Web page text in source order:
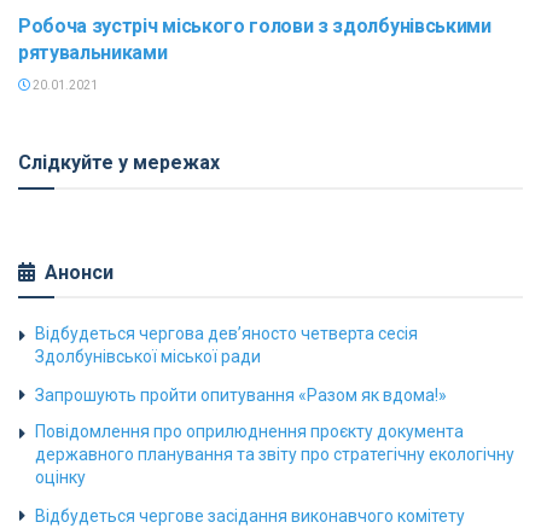
Робоча зустріч міського голови з здолбунівськими
рятувальниками
20.01.2021
Слідкуйте у мережах
Анонси
Відбудеться чергова дев’яносто четверта сесія
Здолбунівської міської ради
Запрошують пройти опитування «Разом як вдома!»
Повідомлення про оприлюднення проєкту документа
державного планування та звіту про стратегічну екологічну
оцінку
Відбудеться чергове засідання виконавчого комітету